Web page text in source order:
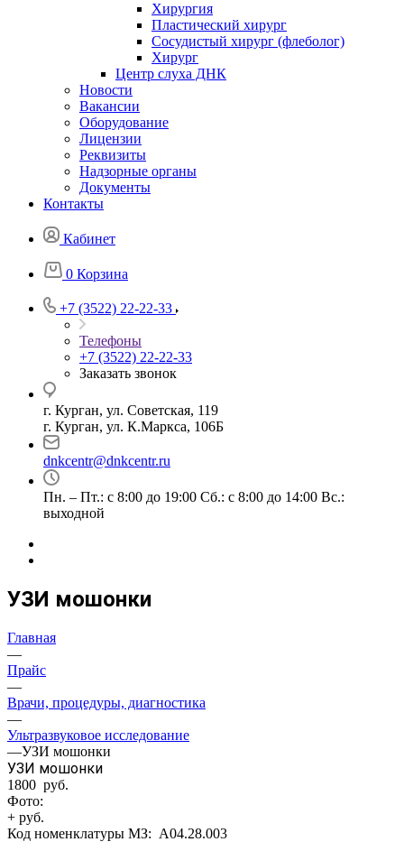
Хирургия
Пластический хирург
Сосудистый хирург (флеболог)
Хирург
Центр слуха ДНК
Новости
Вакансии
Оборудование
Лицензии
Реквизиты
Надзорные органы
Документы
Контакты
Кабинет
0 Корзина
+7 (3522) 22-22-33
Телефоны
+7 (3522) 22-22-33
Заказать звонок
г. Курган, ул. Советская, 119
г. Курган, ул. К.Маркса, 106Б
dnkcentr@dnkcentr.ru
Пн. – Пт.: с 8:00 до 19:00 Сб.: с 8:00 до 14:00 Вс.:
выходной
УЗИ мошонки
Главная
—
Прайс
—
Врачи, процедуры, диагностика
—
Ультразвуковое исследование
—УЗИ мошонки
УЗИ мошонки
1800 руб.
Фото:
+ руб.
Код номенклатуры МЗ: A04.28.003